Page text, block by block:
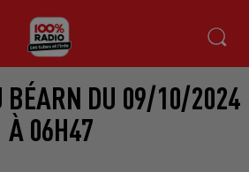
BÉARN DU 09/10/2024
À 06H47